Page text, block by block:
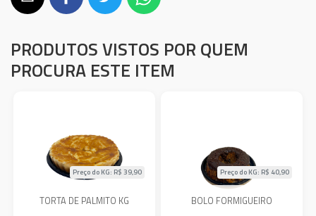
PRODUTOS VISTOS POR QUEM
PROCURA ESTE ITEM
TORTA DE PALMITO KG
Preço do KG: R$ 39,90
BOLO FORMIGUEIRO
Preço do KG: R$ 40,90